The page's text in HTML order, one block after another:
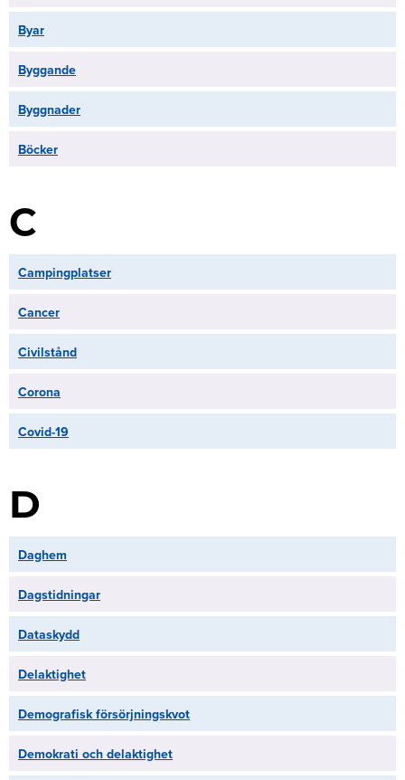
Byar
Byggande
Byggnader
Böcker
C
Campingplatser
Cancer
Civilstånd
Corona
Covid-19
D
Daghem
Dagstidningar
Dataskydd
Delaktighet
Demografisk försörjningskvot
Demokrati och delaktighet